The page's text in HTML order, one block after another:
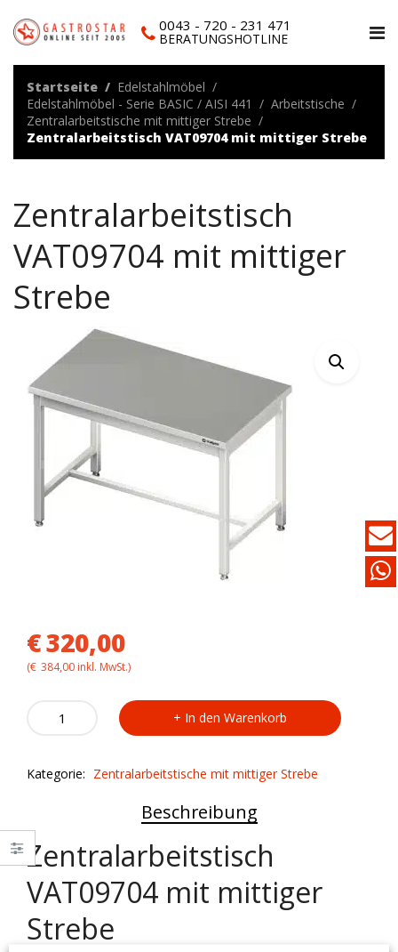
0043 - 720 - 231 471
BERATUNGSHOTLINE
Startseite
Edelstahlmöbel
Edelstahlmöbel - Serie BASIC / AISI 441
Arbeitstische
Zentralarbeitstische mit mittiger Strebe
Zentralarbeitstisch VAT09704 mit mittiger Strebe
Zentralarbeitstisch
VAT09704 mit mittiger
Strebe
€320,00
(€ 384,00 inkl. MwSt.)
Zentralarbeitstisch
VAT09704
Strebe
In den Warenkorb
Kategorie: Zentralarbeitstische mit mittiger Strebe
Beschreibung
Zentralarbeitstisch
VAT09704 mit mittiger
Strebe